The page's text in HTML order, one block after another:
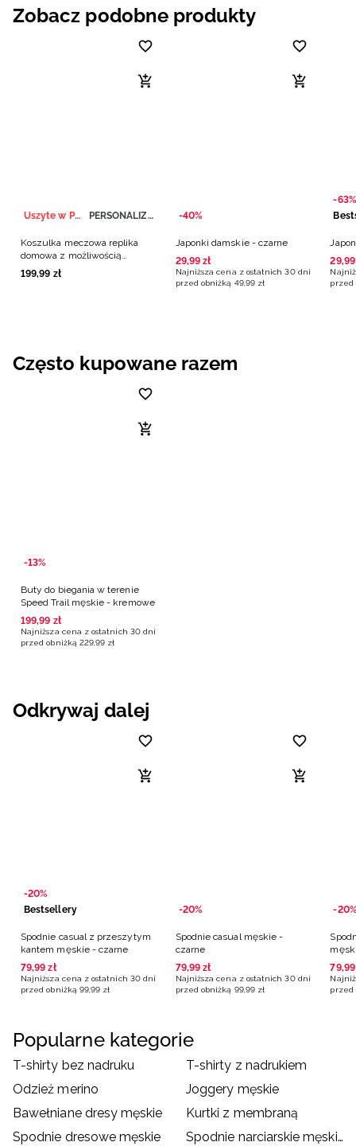
Zobacz podobne produkty
Uszyte w Polsce PERSONALIZACJA
Koszulka meczowa replika
domowa z możliwością
personalizacji męska 4F x
Polska Siatkówka - biała
199,99 zł
-40%
Japonki damskie - czarne
29,99 zł
Najniższa cena z ostatnich 30 dni
przed obniżką 49,99 zł
-63%
29,99
przed
Często kupowane razem
-13%
Buty do biegania w terenie
Speed Trail męskie - kremowe
199,99 zł
Najniższa cena z ostatnich 30 dni
przed obniżką 229,99 zł
Odkrywaj dalej
-20%
Bestsellery
Spodnie casual z przeszytym
kantem męskie - czarne
79,99 zł
Najniższa cena z ostatnich 30 dni
przed obniżką 99,99 zł
-20%
Spodnie casual męskie -
czarne
79,99 zł
Najniższa cena z ostatnich 30 dni
przed obniżką 99,99 zł
-20%
79,99
przed
Popularne kategorie
T-shirty bez nadruku
T-shirty z nadrukiem
Odzież merino
Joggery męskie
Bawełniane dresy męskie
Kurtki z membraną
Spodnie dresowe męskie
Spodnie narciarskie męskie